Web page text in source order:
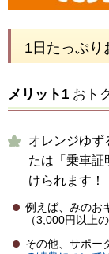
1日たっぷり
メリット1 おト
オレンジゆず
たは「乗車証
けられます！
例えば、みのお
（3,000円以上
その他、サポー